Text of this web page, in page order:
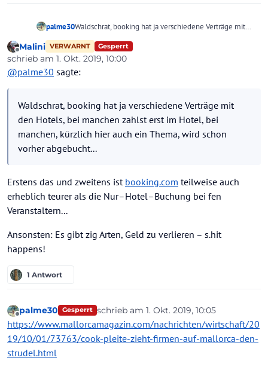
palme30Waldschrat, booking hat ja verschiedene Verträge mit
den Hotels, bei manchen zahlst erst im Hotel, bei
manchen, kürzlich hier auch ein Thema, wird schon
vorher abgebucht...
Offline
Malini VERWARNT Gesperrt
schrieb am 1. Okt. 2019, 10:00
zuletzt editiert von Malini10. Jan. 2019, 10:00
@palme30 sagte:
Waldschrat, booking hat ja verschiedene Verträge mit
den Hotels, bei manchen zahlst erst im Hotel, bei
manchen, kürzlich hier auch ein Thema, wird schon
vorher abgebucht...
Erstens das und zweitens ist booking.com teilweise auch
erheblich teurer als die Nur–Hotel–Buchung bei fen
Veranstaltern...
Ansonsten: Es gibt zig Arten, Geld zu verlieren – s.hit
happens!
1 Antwort
Offline
palme30 Gesperrt schrieb am 1. Okt. 2019, 10:05
zuletzt editiert von
https://www.mallorcamagazin.com/nachrichten/wirtschaft/20
19/10/01/73763/cook-pleite-zieht-firmen-auf-mallorca-den-
strudel.html